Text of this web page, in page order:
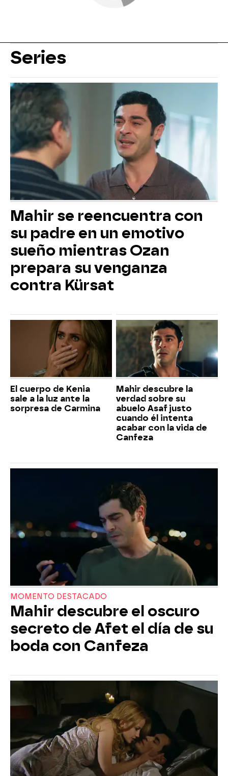
Series
Mahir se reencuentra con
su padre en un emotivo
sueño mientras Ozan
prepara su venganza
contra Kürsat
El cuerpo de Kenia
sale a la luz ante la
sorpresa de Carmina
Mahir descubre la
verdad sobre su
abuelo Asaf justo
cuando él intenta
acabar con la vida de
Canfeza
MOMENTO DESTACADO
Mahir descubre el oscuro
secreto de Afet el día de su
boda con Canfeza